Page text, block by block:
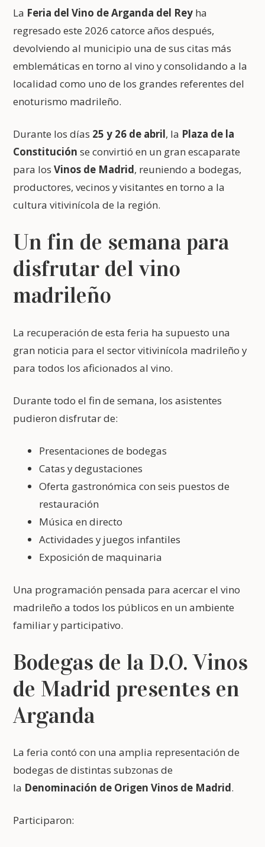
La Feria del Vino de Arganda del Rey ha
regresado este 2026 catorce años después,
devolviendo al municipio una de sus citas más
emblemáticas en torno al vino y consolidando a la
localidad como uno de los grandes referentes del
enoturismo madrileño.
Durante los días 25 y 26 de abril, la Plaza de la
Constitución se convirtió en un gran escaparate
para losVinos de Madrid, reuniendo a bodegas,
productores, vecinos y visitantes en torno a la
cultura vitivinícola de la región.
Un fin de semana para
disfrutar del vino
madrileño
La recuperación de esta feria ha supuesto una
gran noticia para el sector vitivinícola madrileño y
para todos los aficionados al vino.
Durante todo el fin de semana, los asistentes
pudieron disfrutar de:
Presentaciones de bodegas
Catas y degustaciones
Oferta gastronómica con seis puestos de
restauración
Música en directo
Actividades y juegos infantiles
Exposición de maquinaria
Una programación pensada para acercar el vino
madrileño a todos los públicos en un ambiente
familiar y participativo.
Bodegas de la D.O. Vinos
de Madrid presentes en
Arganda
La feria contó con una amplia representación de
bodegas de distintas subzonas de
la Denominación de Origen Vinos de Madrid.
Participaron: